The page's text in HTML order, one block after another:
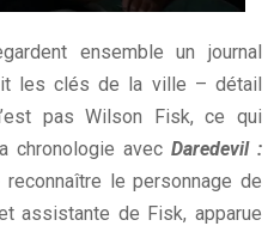
ensemble un journal
les clés de la ville – détail
pas Wilson Fisk, ce qui
chronologie avec Daredevil :
le personnage de
assistante de Fisk, apparue